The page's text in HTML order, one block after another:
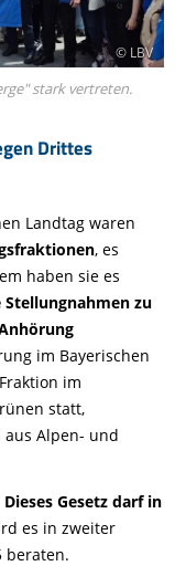
Drittes
© LBV
stark vertreten.
Landtag waren
, es
haben sie es
zu
im Bayerischen
im
statt,
Alpen- und
Dieses Gesetz darf in
es in zweiter
beraten.